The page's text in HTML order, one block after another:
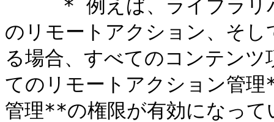
のリモートアクション、そ
る場合、すべてのコンテン
てのリモートアクション管
管理**の権限が有効になって